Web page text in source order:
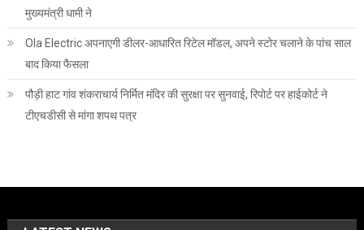
मुख्यमंत्री धामी ने
Ola Electric अपनाएगी डीलर-आधारित रिटेल मॉडल, अपने स्टोर चलाने के पांच साल
बाद किया फैसला
पौड़ी हाट गांव शंकराचार्य निर्मित मंदिर की सुरक्षा पर सुनवाई, रिपोर्ट पर हाईकोर्ट ने
टीएचडीसी से मांगा शपथ पत्र